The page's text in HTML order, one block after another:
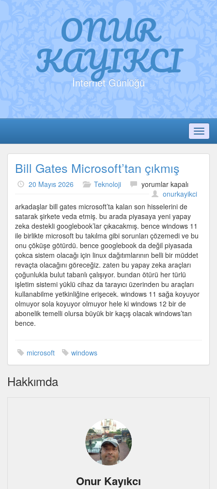
ONUR
KAYIKCI
İnternet Günlüğü
Bill Gates Microsoft’tan çıkmış
20 Mayıs 2026 Teknoloji
Bill
Gates
Microsoft’tan
çıkmış
için
yorumlar kapalı
onurkayikci
arkadaşlar bill gates microsoft’ta kalan son hisselerini de
satarak şirkete veda etmiş. bu arada piyasaya yeni yapay
zeka destekli googlebook’lar çıkacakmış. bence windows 11
ile birlikte microsoft bu takılma gibi sorunları çözemedi ve bu
onu çöküşe götürdü. bence googlebook da değil piyasada
çokca sistem olacağı için linux dağıtımlarının belli bir müddet
revaçta olacağını göreceğiz. zaten bu yapay zeka araçları
çoğunlukla bulut tabanlı çalışıyor. bundan ötürü her türlü
işletim sistemi yüklü cihaz da tarayıcı üzerinden bu araçları
kullanabilme yetkinliğine erişecek. windows 11 sağa koyuyor
olmuyor sola koyuyor olmuyor hele ki windows 12 bir de
abonelik temelli olursa büyük bir kaçış olacak windows’tan
bence.
microsoft windows
Hakkımda
Onur Kayıkcı